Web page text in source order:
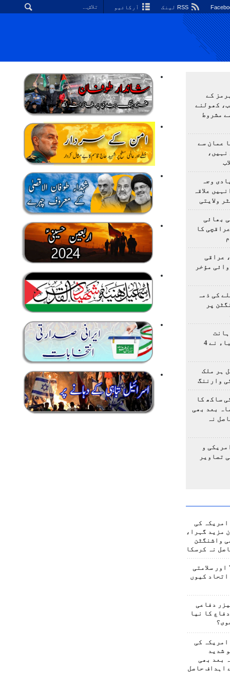
آرکائیو
کے
کھولنے
مشروط
عمان سے
نہیں،
وجہ
علاقہ
ولایتی
بھائی
کا
عراقی
مؤخر
کی ذمہ
پر
اولمپیاڈ؛ ایرانی طلباء نے 4
ہر ملک
وارننگ
ساکھ کا
بعد بھی
نہ
و
تصاویر
امریکہ کی
مزید گہرا،
واشنگٹن
نہ کرسکا
سلامتی
اتحاد کیوں
دفاعی
کا نیا
امریکہ کی
شدید
بعد بھی
اہداف حاصل